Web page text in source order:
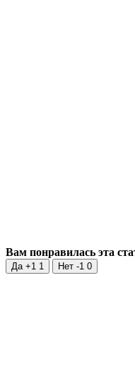
Вам понравилась эта
Да +1 1 Нет -1 0